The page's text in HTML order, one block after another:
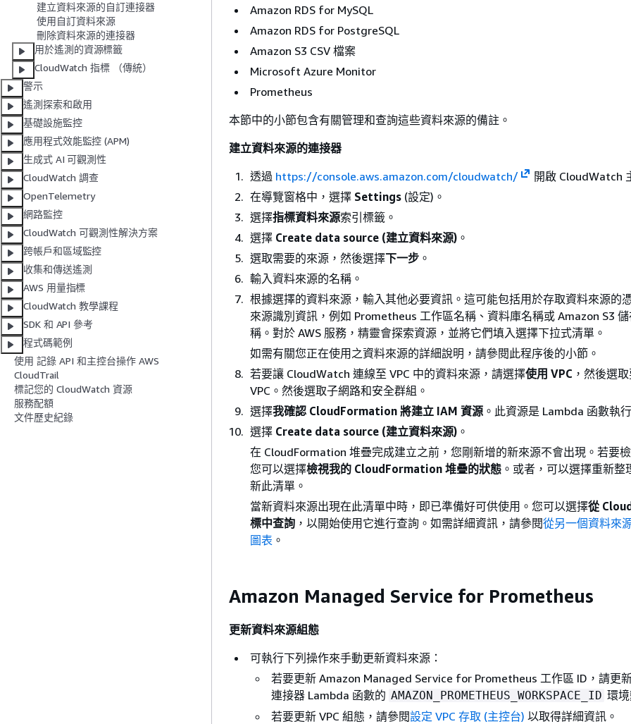
建立資料來源的自訂連接器
使用自訂資料來源
刪除資料來源的連接器
用於遙測的資源標籤
CloudWatch 指標 （傳統）
警示
遙測探索和啟用
基礎設施監控
應用程式效能監控 (APM)
生成式 AI 可觀測性
CloudWatch 調查
OpenTelemetry
網路監控
CloudWatch 可觀測性解決方案
跨帳戶和區域監控
收集和傳送遙測
AWS 用量指標
CloudWatch 教學課程
SDK 和 API 參考
程式碼範例
使用 記錄 API 和主控台操作 AWS
CloudTrail
標記您的 CloudWatch 資源
服務配額
文件歷史紀錄
Amazon RDS for MySQL
Amazon RDS for PostgreSQL
Amazon S3 CSV 檔案
Microsoft Azure Monitor
Prometheus
本節中的小節包含有關管理和查詢這些資料來源的備註。
建立資料來源的連接器
透過 https://console.aws.amazon.com/cloudwatch/
開啟 CloudWatch
在導覽窗格中，選擇 Settings (設定)。
選擇指標資料來源索引標籤。
選擇 Create data source (建立資料來源) 。
選取需要的來源，然後選擇下一步 。
輸入資料來源的名稱。
根據選擇的資料來源，輸入其他必要資訊。這可能包括用於存取資料來源的
來源識別資訊，例如 Prometheus 工作區名稱、資料庫名稱或 Amazon S3
稱。對於 AWS 服務，精靈會探索資源，並將它們填入選擇下拉式清單。
如需有關您正在使用之資料來源的詳細說明，請參閱此程序後的小節。
若要讓 CloudWatch 連線至 VPC 中的資料來源，請選擇使用 VPC ，然後選
VPC。然後選取子網路和安全群組。
選擇我確認 CloudFormation 將建立 IAM 資源 。此資源是 Lambda 函數執
選擇 Create data source (建立資料來源) 。
在 CloudFormation 堆疊完成建立之前，您剛新增的新來源不會出現。若要檢
您可以選擇檢視我的 CloudFormation 堆疊的狀態 。或者，可以選擇重新整
新此清單。
當新資料來源出現在此清單中時，即已準備好可供使用。您可以選擇從
標中查詢 ，以開始使用它進行查詢。如需詳細資訊，請參閱從另一個資料來
圖表 。
Amazon Managed Service for Prometheus
更新資料來源組態
可執行下列操作來手動更新資料來源：
若要更新 Amazon Managed Service for Prometheus 工作區 ID，請更
連接器 Lambda 函數的 AMAZON_PROMETHEUS_WORKSPACE_ID 環境
若要更新 VPC 組態，請參閱設定 VPC 存取 (主控台) 以取得詳細資訊。